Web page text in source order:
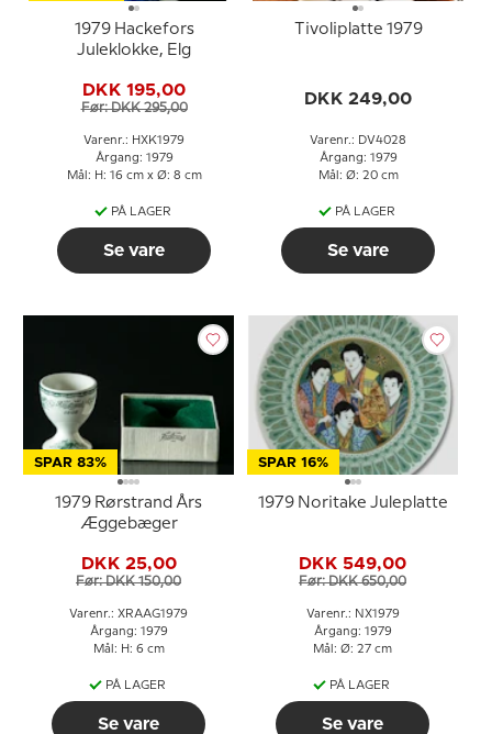
1979 Hackefors
Juleklokke, Elg
DKK 195,00
Før: DKK 295,00
Varenr.: HXK1979
Årgang: 1979
Mål: H: 16 cm x Ø: 8 cm
PÅ LAGER
Se vare
Tivoliplatte 1979
DKK 249,00
Varenr.: DV4028
Årgang: 1979
Mål: Ø: 20 cm
PÅ LAGER
Se vare
SPAR 83%
1979 Rørstrand Års
Æggebæger
DKK 25,00
Før: DKK 150,00
Varenr.: XRAAG1979
Årgang: 1979
Mål: H: 6 cm
PÅ LAGER
Se vare
SPAR 16%
1979 Noritake Juleplatte
DKK 549,00
Før: DKK 650,00
Varenr.: NX1979
Årgang: 1979
Mål: Ø: 27 cm
PÅ LAGER
Se vare